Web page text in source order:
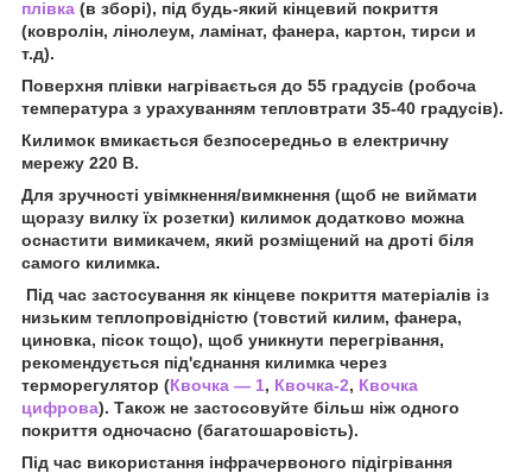
плівка (в зборі), під будь-який кінцевий покриття
(ковролін, лінолеум, ламінат, фанера, картон, тирси и
т.д).
Поверхня плівки нагрівається до 55 градусів (робоча
температура з урахуванням тепловтрати 35-40 градусів).
Килимок вмикається безпосередньо в електричну
мережу 220 В.
Для зручності увімкнення/вимкнення (щоб не виймати
щоразу вилку їх розетки) килимок додатково можна
оснастити вимикачем, який розміщений на дроті біля
самого килимка.
Під час застосування як кінцеве покриття матеріалів із
низьким теплопровідністю (товстий килим, фанера,
циновка, пісок тощо), щоб уникнути перегрівання,
рекомендується під'єднання килимка через
терморегулятор (Квочка — 1, Квочка-2, Квочка
цифрова). Також не застосовуйте більш ніж одного
покриття одночасно (багатошаровість).
Під час використання інфрачервоного підігрівання